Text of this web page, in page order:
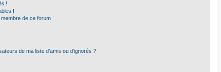
!
!
de ce forum !
de ma liste d’amis ou d’ignorés ?